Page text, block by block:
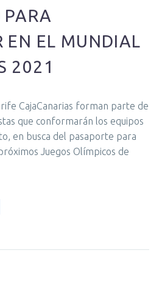
EN EL MUNDIAL
2021
CajaCanarias forman parte de
que conformarán los equipos
en busca del pasaporte para
Juegos Olímpicos de